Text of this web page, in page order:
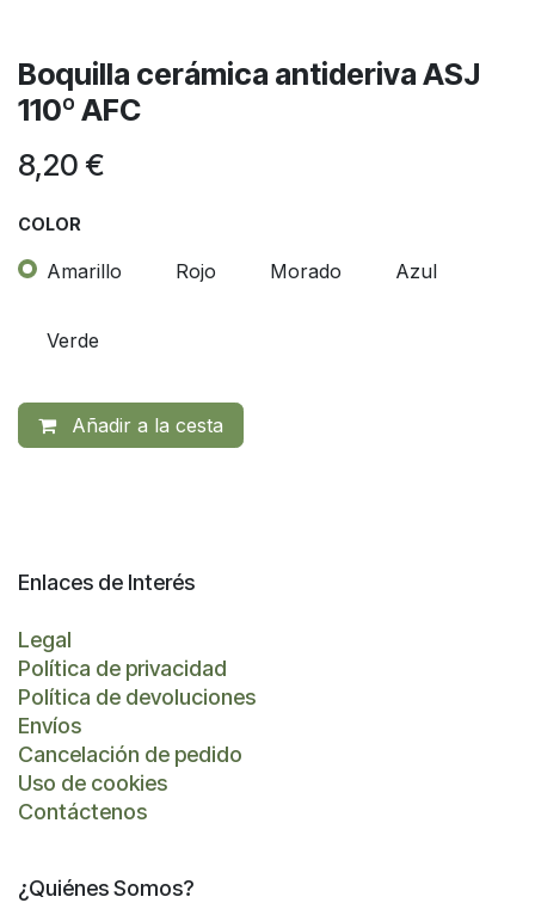
Boquilla cerámica antideriva ASJ
110º AFC
8,20 €
COLOR
Amarillo Rojo Morado Azul
Verde
Añadir a la cesta
Enlaces de Interés
Legal
Política de privacidad
Política de devoluciones
Envíos
Cancelación de pedido
Uso de cookies
Contáctenos
¿Quiénes Somos?